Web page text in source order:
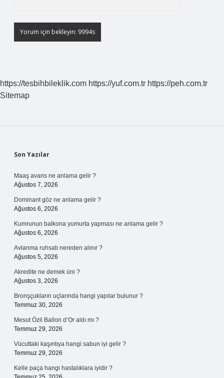
https://tesbihbileklik.com https://yuf.com.tr https://peh.com.tr
Sitemap
Sidebar
Son Yazılar
Maaş avans ne anlama gelir ?
Ağustos 7, 2026
Dominant göz ne anlama gelir ?
Ağustos 6, 2026
Kumrunun balkona yumurta yapması ne anlama gelir ?
Ağustos 6, 2026
Avlanma ruhsatı nereden alınır ?
Ağustos 5, 2026
Akredite ne demek üni ?
Ağustos 3, 2026
Bronşçukların uçlarında hangi yapılar bulunur ?
Temmuz 30, 2026
Mesut Özil Ballon d’Or aldı mı ?
Temmuz 29, 2026
Vücuttaki kaşıntıya hangi sabun iyi gelir ?
Temmuz 29, 2026
Kelle paça hangi hastalıklara iyidir ?